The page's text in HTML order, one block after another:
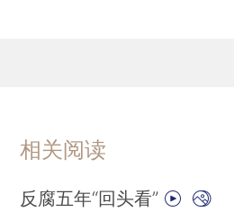
相关阅读
反腐五年“回头看”